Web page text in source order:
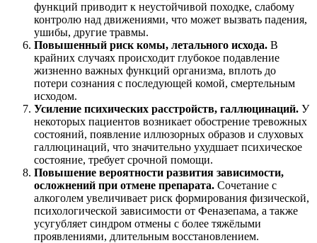
функций приводит к неустойчивой походке, слабому
контролю над движениями, что может вызвать падения,
ушибы, другие травмы.
Повышенный риск комы, летального исхода. В
крайних случаях происходит глубокое подавление
жизненно важных функций организма, вплоть до
потери сознания с последующей комой, смертельным
исходом.
Усиление психических расстройств, галлюцинаций. У
некоторых пациентов возникает обострение тревожных
состояний, появление иллюзорных образов и слуховых
галлюцинаций, что значительно ухудшает психическое
состояние, требует срочной помощи.
Повышение вероятности развития зависимости,
осложнений при отмене препарата. Сочетание с
алкоголем увеличивает риск формирования физической,
психологической зависимости от Феназепама, а также
усугубляет синдром отмены с более тяжёлыми
проявлениями, длительным восстановлением.